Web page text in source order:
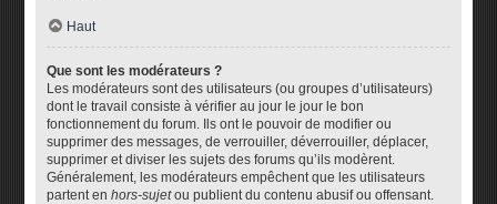
Haut
Que sont les modérateurs ?
Les modérateurs sont des utilisateurs (ou groupes d’utilisateurs)
dont le travail consiste à vérifier au jour le jour le bon
fonctionnement du forum. Ils ont le pouvoir de modifier ou
supprimer des messages, de verrouiller, déverrouiller, déplacer,
supprimer et diviser les sujets des forums qu’ils modèrent.
Généralement, les modérateurs empêchent que les utilisateurs
partent enhors-sujetou publient du contenu abusif ou offensant.